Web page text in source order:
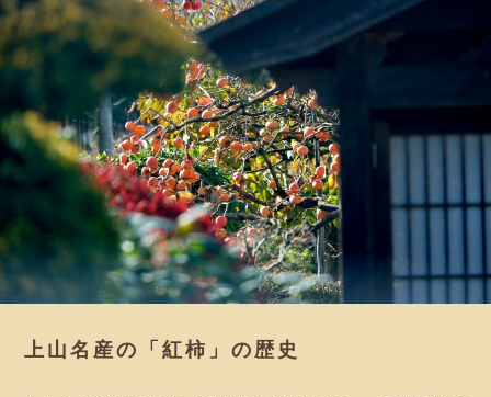
上山名産の「紅柿」の歴史